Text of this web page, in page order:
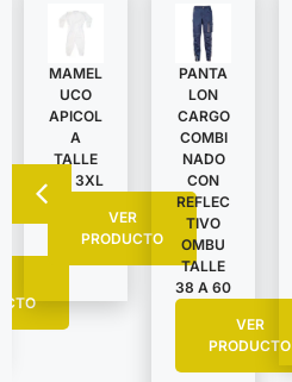
MAMEL
UCO
APICOL
A
TALLE
S A 3XL
VER
PRODUCTO
PANTA
LON
CARGO
COMBI
NADO
CON
REFLEC
TIVO
OMBU
TALLE
38 A 60
VER
PRODUCTO